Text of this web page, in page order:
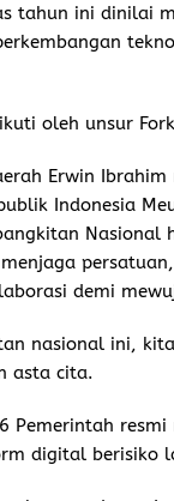
tahun ini dinilai
oleh unsur
Erwin
Indonesia
Nasional
demi
nasional ini,
asta cita.
resmi
digital berisiko